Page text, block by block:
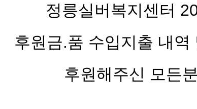
정릉실버복지센터
후원금.품 수입지출 내
후원해주신 모든